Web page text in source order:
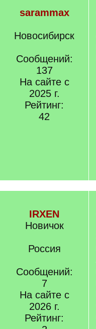
sarammax
Новосибирск
Сообщений:
137
На сайте с
2025 г.
Рейтинг:
42
IRXEN
Новичок
Россия
Сообщений:
7
На сайте с
2026 г.
Рейтинг: